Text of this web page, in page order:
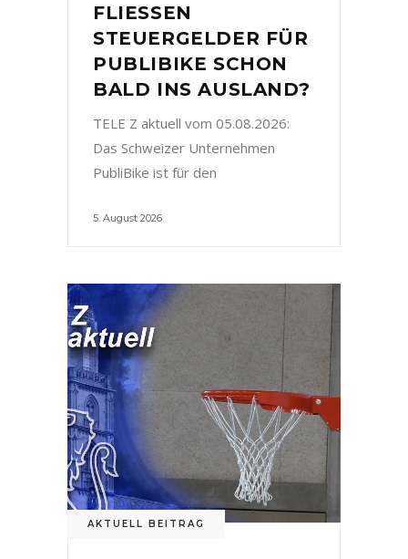
FLIESSEN
STEUERGELDER FÜR
PUBLIBIKE SCHON
BALD INS AUSLAND?
TELE Z aktuell vom 05.08.2026:
Das Schweizer Unternehmen
PubliBike ist für den
5. August 2026
AKTUELL BEITRAG